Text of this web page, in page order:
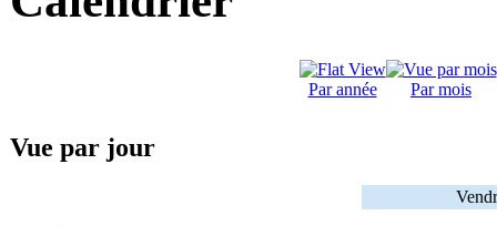
Par année Par mois
Vue par jour